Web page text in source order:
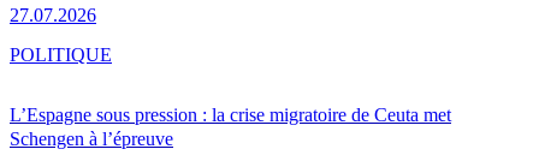
27.07.2026
L’Espagne sous pression : la crise migratoire de Ceuta met
Schengen à l’épreuve
POLITIQUE